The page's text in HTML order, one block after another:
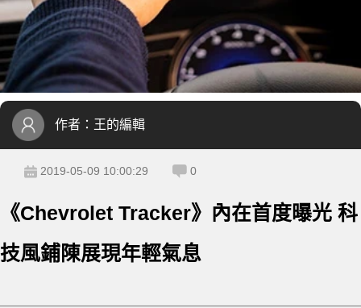
作者： 王的編輯
2019-05-09 10:00:29 0
《Chevrolet Tracker》內在首度曝光 科
技風鋪陳展現年輕氣息